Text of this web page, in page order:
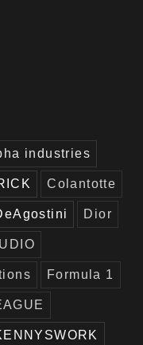
industries
Colantotte
Dior
Formula 1